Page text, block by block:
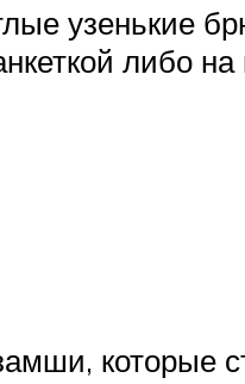
узенькие
либо
которые